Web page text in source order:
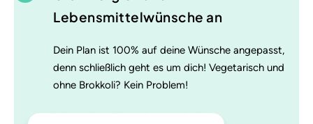
Lebensmittelwünsche an
Dein Plan ist 100% auf deine Wünsche angepasst,
denn schließlich geht es um dich! Vegetarisch und
ohne Brokkoli? Kein Problem!